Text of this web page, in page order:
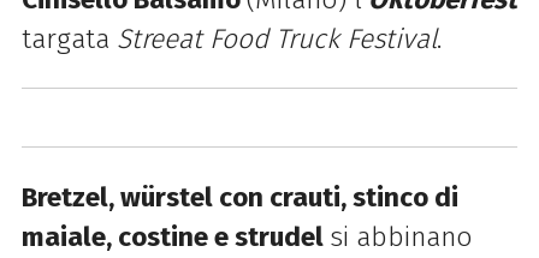
targata Streeat Food Truck Festival.
Bretzel, würstel con crauti, stinco di
maiale, costine e strudel si abbinano